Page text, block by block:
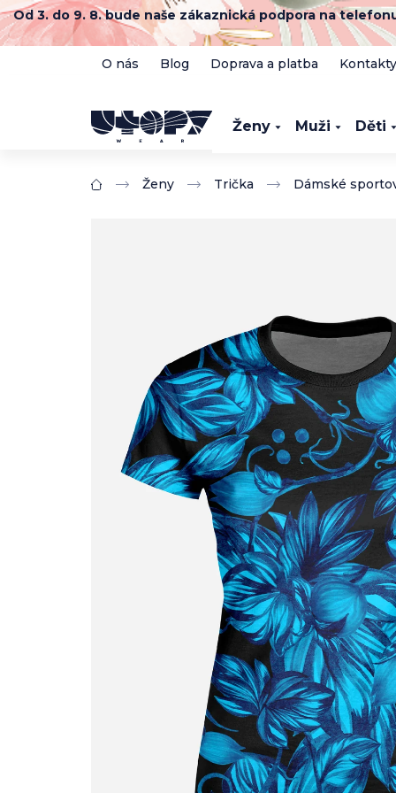
Přejít
na
obsah
Od 3. do 9. 8. bude naše zákaznická podpora na
O nás Blog Doprava a platba Kontakty
Ženy Muži Děti
Domů Ženy Trička Dámské